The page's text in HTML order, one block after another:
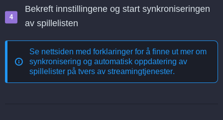
Bekreft innstillingene og start synkroniseringen
av spillelisten
Se nettsiden med forklaringer for å finne ut mer om
synkronisering og automatisk oppdatering av
spillelister på tvers av streamingtjenester.